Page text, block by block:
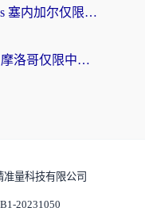
在海外看世界杯比利时 vs 塞内加尔仅限中国大陆？我找到了最流畅的中文解说之路
在国外看世界杯法国 VS 摩洛哥仅限中国大陆？海外党这样看中文解说赛事不卡顿
准量科技有限公司
20231050